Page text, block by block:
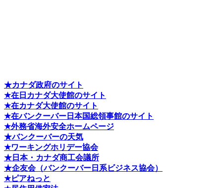
★カナダ政府のサイト
★在日カナダ大使館のサイト
★在カナダ大使館のサイト
★在バンクーバー日本国総領事館のサイト
★外務省海外安全ホームページ
★バンクーバーの天気
★ワーキングホリデー協会
★日本・カナダ商工会議所
★企友会（バンクーバー日系ビジネス協会）
★ピアねっと